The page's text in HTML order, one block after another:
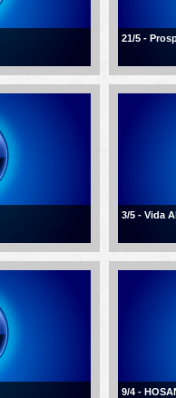
21/5 -
3/5 - Vida
9/4 -